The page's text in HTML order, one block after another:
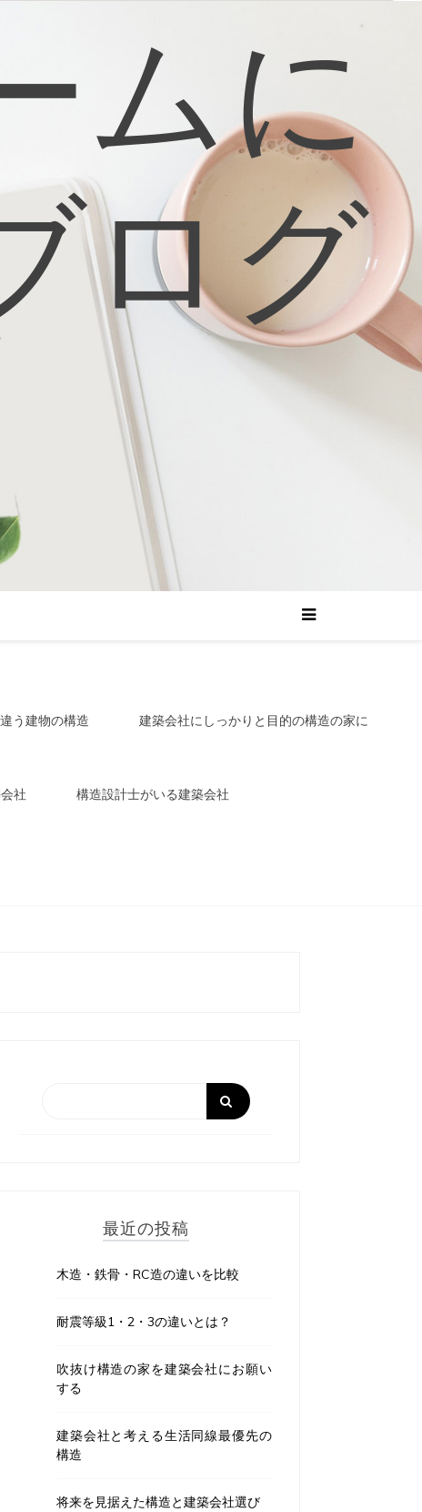
ムに
ログ
う建物の構造 建築会社にしっかりと目的の構造の家に
社 構造設計士がいる建築会社
最近の投稿
木造・鉄骨・RC造の違いを比較
耐震等級1・2・3の違いとは？
吹抜け構造の家を建築会社にお願い
する
建築会社と考える生活同線最優先の
構造
将来を見据えた構造と建築会社選び